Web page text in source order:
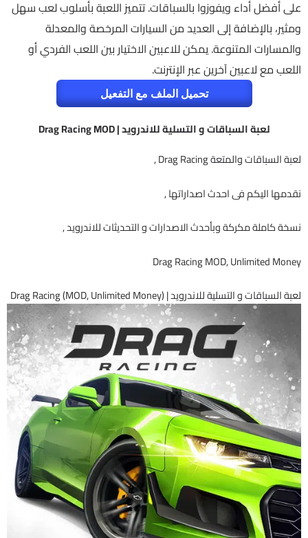
على أفضل أداء ويفوزوا بالسباقات. تتميز اللعبة بأسلوب لعب سهل
ومثير، بالإضافة إلى العديد من السيارات المرخصة والمعدلة
والمسارات المتنوعة. يمكن للاعبين الاختيار بين اللعب الفردي أو
اللعب مع لاعبين آخرين عبر الإنترنت.
تحميل الملف مع التفعيل
لعبة السباقات و التسلية للاندرويد | Drag Racing MOD
لعبة السباقات والمتعة Drag Racing ,
نقدمها اليكم فى احدث اصداراتها ,
نسخة كاملة مكركة وبأحدث الاصدارات و التحديثات للاندرويد ,
Drag Racing MOD, Unlimited Money
لعبة السباقات و التسلية للاندرويد | Drag Racing (MOD, Unlimited Money)